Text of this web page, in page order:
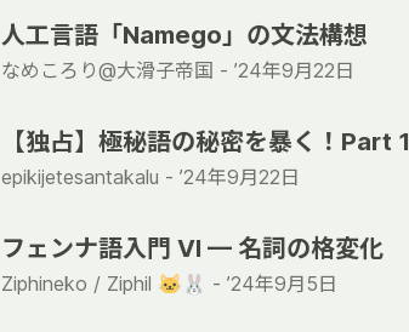
人工言語「Namego」の文法構想
なめころり@大滑子帝国 - ’24年9月22日
【独占】極秘語の秘密を暴く！Part 1
epikijetesantakalu - ’24年9月22日
フェンナ語入門 VI — 名詞の格変化
Ziphineko / Ziphil 🐱🐰 - ’24年9月5日